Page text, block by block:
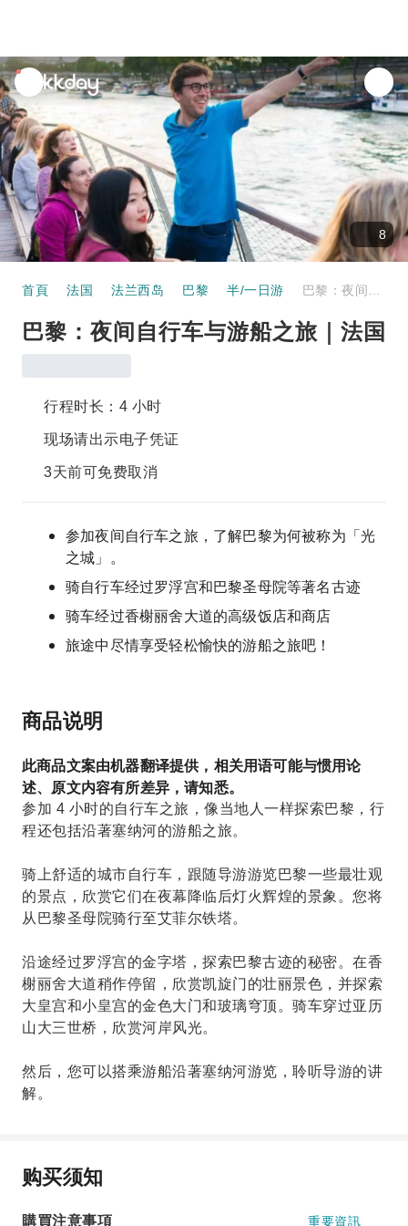
unread
notifications
8
首頁 法国 法兰西岛 巴黎 半/一日游
巴黎：夜间自行车与游船之旅｜法国
行程时长：4 小时
现场请出示电子凭证
3天前可免费取消
参加夜间自行车之旅，了解巴黎为何被称为「光
之城」。
骑自行车经过罗浮宫和巴黎圣母院等著名古迹
骑车经过香榭丽舍大道的高级饭店和商店
旅途中尽情享受轻松愉快的游船之旅吧！
商品说明
此商品文案由机器翻译提供，相关用语可能与惯用论
述、原文内容有所差异，请知悉。
参加 4 小时的自行车之旅，像当地人一样探索巴黎，行
程还包括沿著塞纳河的游船之旅。
骑上舒适的城市自行车，跟随导游游览巴黎一些最壮观
的景点，欣赏它们在夜幕降临后灯火辉煌的景象。您将
从巴黎圣母院骑行至艾菲尔铁塔。
沿途经过罗浮宫的金字塔，探索巴黎古迹的秘密。在香
榭丽舍大道稍作停留，欣赏凯旋门的壮丽景色，并探索
大皇宫和小皇宫的金色大门和玻璃穹顶。骑车穿过亚历
山大三世桥，欣赏河岸风光。
然后，您可以搭乘游船沿著塞纳河游览，聆听导游的讲
解。
购买须知
購買注意事項 重要資訊